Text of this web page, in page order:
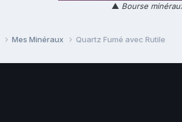
▲ Bourse
Mes Minéraux Quartz Fumé avec Rutile